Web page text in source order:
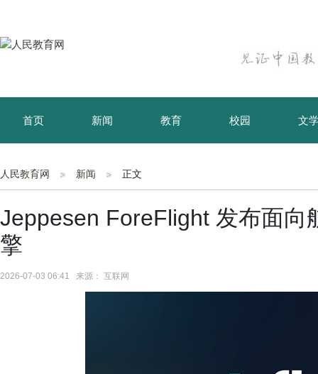
首页 新闻 教育 校园 文
育儿 资讯
人民教育网 新闻 正文
Jeppesen ForeFlight 发布面向
擎
2026-07-03 06:41 来源： 互联网